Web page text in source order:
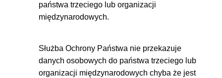
państwa trzeciego lub organizacji
międzynarodowych.
Służba Ochrony Państwa nie przekazuje
danych osobowych do państwa trzeciego lub
organizacji międzynarodowych chyba że jest